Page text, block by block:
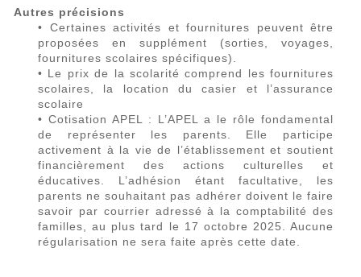
Autres précisions
• Certaines activités et fournitures peuvent être
proposées en supplément (sorties, voyages,
fournitures scolaires spécifiques).
• Le prix de la scolarité comprend les fournitures
scolaires, la location du casier et l’assurance
scolaire
• Cotisation APEL : L’APEL a le rôle fondamental
de représenter les parents. Elle participe
activement à la vie de l’établissement et soutient
financièrement des actions culturelles et
éducatives. L’adhésion étant facultative, les
parents ne souhaitant pas adhérer doivent le faire
savoir par courrier adressé à la comptabilité des
familles, au plus tard le 17 octobre 2025. Aucune
régularisation ne sera faite après cette date.